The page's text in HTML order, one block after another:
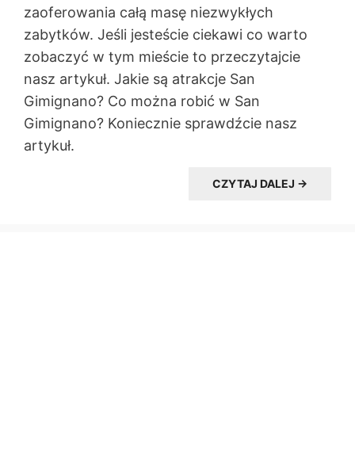
zaoferowania całą masę niezwykłych
zabytków. Jeśli jesteście ciekawi co warto
zobaczyć w tym mieście to przeczytajcie
nasz artykuł. Jakie są atrakcje San
Gimignano? Co można robić w San
Gimignano? Koniecznie sprawdźcie nasz
artykuł.
CZYTAJ DALEJ →